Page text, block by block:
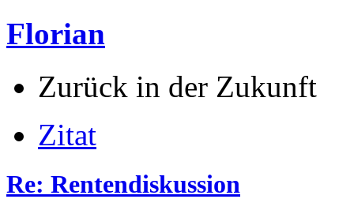
Florian
Zurück in der Zukunft
Zitat
Re: Rentendiskussion